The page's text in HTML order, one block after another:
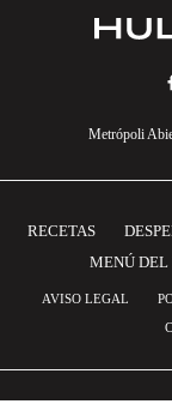
Metrópoli
RECETAS
MENÚ DEL
AVISO LEGAL